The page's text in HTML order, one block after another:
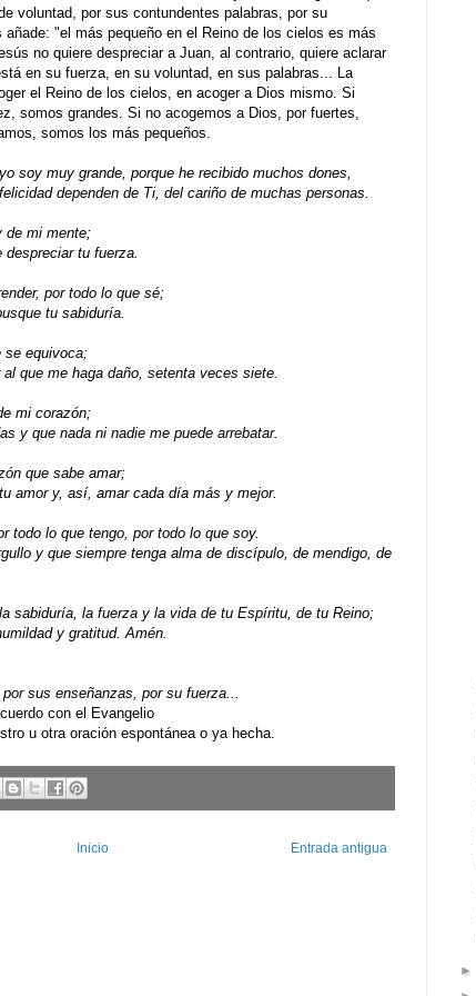
voluntad, por sus contundentes palabras, por su
"el más pequeño en el Reino de los cielos es más
no quiere despreciar a Juan, al contrario, quiere aclarar
en su fuerza, en su voluntad, en sus palabras... La
el Reino de los cielos, en acoger a Dios mismo. Si
somos grandes. Si no acogemos a Dios, por fuertes,
somos los más pequeños.
soy muy grande, porque he recibido muchos dones,
dependen de Ti, del cariño de muchas personas.
de mi mente;
tu fuerza.
por todo lo que sé;
tu sabiduría.
se equivoca;
que me haga daño, setenta veces siete.
mi corazón;
y que nada ni nadie me puede arrebatar.
que sabe amar;
amor y, así, amar cada día más y mejor.
todo lo que tengo, por todo lo que soy.
y que siempre tenga alma de discípulo, de mendigo, de
sabiduría, la fuerza y la vida de tu Espíritu, de tu Reino;
y gratitud. Amén.
sus enseñanzas, por su fuerza...
con el Evangelio
u otra oración espontánea o ya hecha.
Entrada antigua
Inicio
►